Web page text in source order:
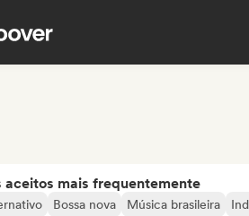
aceitos mais frequentemente
Bossa nova Música brasileira